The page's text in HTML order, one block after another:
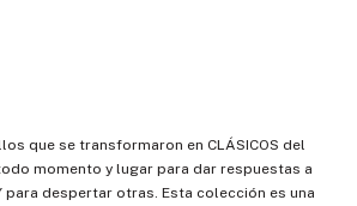
que se transformaron en CLÁSICOS del
momento y lugar para dar respuestas a
para despertar otras. Esta colección es una